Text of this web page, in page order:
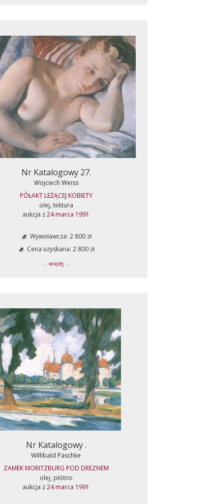
Nr Katalogowy 27.
Wojciech Weiss
PÓŁAKT LEŻĄCEJ KOBIETY
olej, tektura
aukcja z24 marca 1991
Wywoławcza: 2 800 zł
Cena uzyskana: 2 800 zł
... więcej ...
Nr Katalogowy .
Willibald Paschke
ZAMEK MORITZBURG POD DREZNEM
olej, płótno
aukcja z24 marca 1991